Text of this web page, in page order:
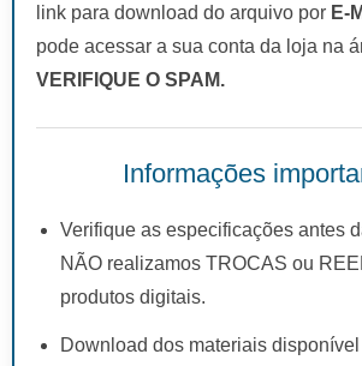
link para download do arquivo por E-
pode acessar a sua conta da loja na
VERIFIQUE O SPAM.
Informações
Verifique as especificações antes
NÃO realizamos TROCAS ou
produtos digitais.
Download dos materiais